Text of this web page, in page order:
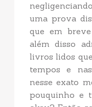
uma prova
que em
além disso
livros lidos
tempos e
nesse exato
pouquinho e